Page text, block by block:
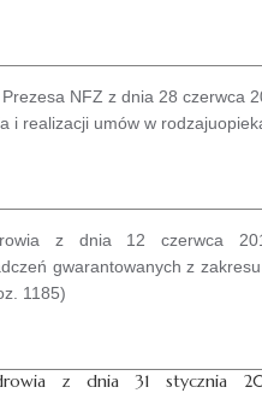
NFZ z dnia 28 czerwca
i realizacji umów w
z dnia 12 czerwca
gwarantowanych z
1185)
z dnia 31 stycznia